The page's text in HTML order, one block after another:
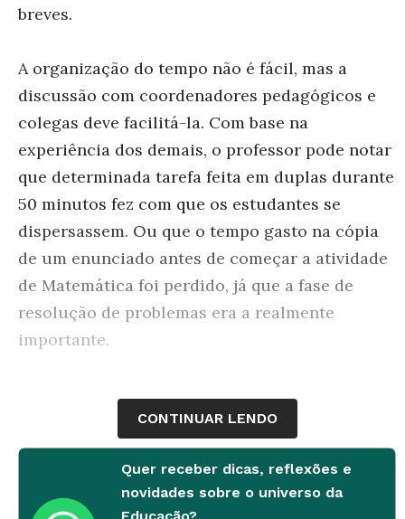
breves.
A organização do tempo não é fácil, mas a
discussão com coordenadores pedagógicos e
colegas deve facilitá-la. Com base na
experiência dos demais, o professor pode notar
que determinada tarefa feita em duplas durante
50 minutos fez com que os estudantes se
dispersassem. Ou que o tempo gasto na cópia
de um enunciado antes de começar a atividade
de Matemática foi perdido, já que a fase de
resolução de problemas era a realmente
importante.
Se alguns dos alunos são mais rápidos que os
demais, é necessário ter à mão mais uma
atividade para eles fazerem. Mas não vale pedir
que a turma se preocupe com a feitura de um
CONTINUAR LENDO
Quer receber dicas, reflexões e
novidades sobre o universo da